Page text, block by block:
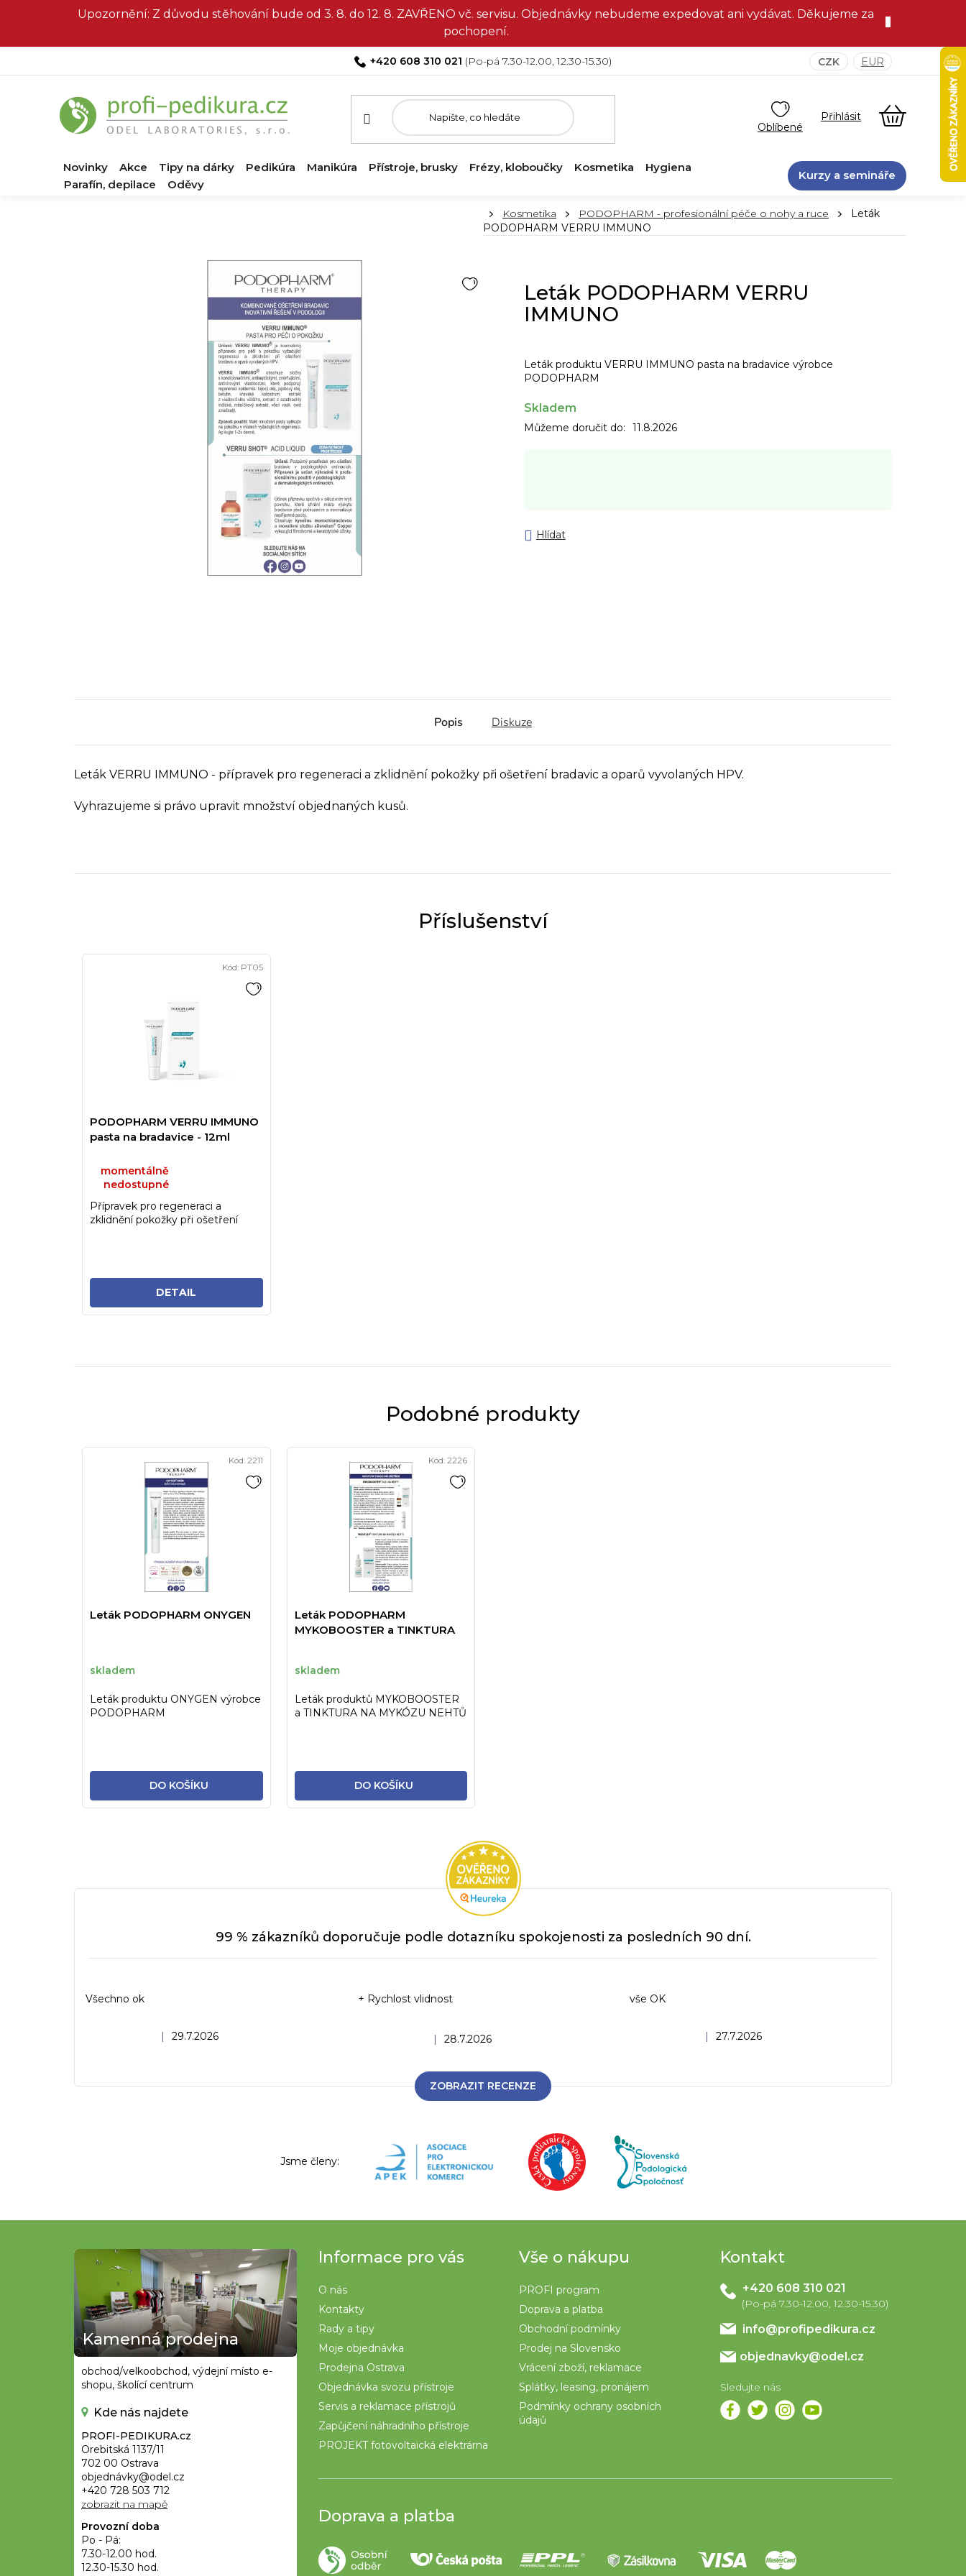
Upozornění: Z důvodu stěhování bude od 3. 8. do 12. 8. ZAVŘENO vč. servisu. Objednávky nebudeme expedovat ani vydávat. Děkujeme za
pochopení.
+420 608 310 021 CZK EUR
NÁKUPNÍ
KOŠÍK
Novinky Akce Tipy na dárky Pedikúra Manikúra Přístroje, brusky Frézy, kloboučky Kosmetika
Hygiena
Parafín, depilace
Oděvy
Kurzy a semináře
DomůKosmetika PODOPHARM - profesionální péče o nohy a ruce
Leták
PODOPHARM VERRU IMMUNO
Leták PODOPHARM VERRU
IMMUNO
Leták produktu VERRU IMMUNO pasta na bradavice výrobce
PODOPHARM
Skladem
Můžeme doručit do: 11.8.2026
Hlídat
Popis Diskuze
Leták VERRU IMMUNO - přípravek pro regeneraci a zklidnění pokožky při ošetření bradavic a oparů vyvolaných HPV.
Vyhrazujeme si právo upravit množství objednaných kusů.
PODOPHARM VERRU IMMUNO
pasta na bradavice - 12ml
momentálně
nedostupné
DETAIL
Přípravek pro regeneraci a
zklidnění pokožky při ošetření
Kód: PT05
Podobné produkty
Leták PODOPHARM ONYGEN
skladem
DO KOŠÍKU
Leták produktu ONYGEN výrobce
PODOPHARM
Kód: 2211
Leták PODOPHARM
MYKOBOOSTER a TINKTURA
skladem
DO KOŠÍKU
Leták produktů MYKOBOOSTER
a TINKTURA NA MYKÓZU NEHTŮ
Kód: 2226
99 % zákazníků doporučuje podle dotazníku spokojenosti za posledních 90 dní.
Hodnocení obchodu je 5 z 5 hvězdiček.
| 29.7.2026
Všechno ok
Hodnocení obchodu je 5 z 5 hvězdiček.
28.7.2026
+ Rychlost vlidnost
Hodnocení obchodu je 5 z 5 hvězdiček.
| 27.7.2026
vše OK
ZOBRAZIT RECENZE
Jsme členy:
Informace pro vás
O nás
Kontakty
Rady a tipy
Moje objednávka
Prodejna Ostrava
Objednávka svozu přístroje
Servis a reklamace přístrojů
Zapůjčení náhradního přístroje
PROJEKT fotovoltaická elektrárna
Vše o nákupu
PROFI program
Doprava a platba
Obchodní podmínky
Prodej na Slovensko
Vrácení zboží, reklamace
Splátky, leasing, pronájem
Podmínky ochrany osobních
údajů
Kontakt
info@profipedikura.cz
+420 608 310 021
objednavky@odel.cz
Kamenná prodejna
obchod/velkoobchod, výdejní místo e-
shopu, školící centrum
Kde nás najdete
PROFI-PEDIKURA.cz
Orebitská 1137/11
702 00 Ostrava
objednávky@odel.cz
+420 728 503 712
zobrazit na mapě
Provozní doba
Po - Pá:
7.30-12.00 hod.
12.30-15.30 hod.
Doprava a platba